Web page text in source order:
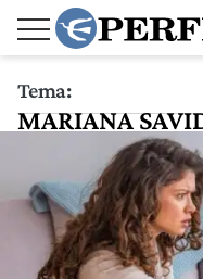
Tema:
MARIANA